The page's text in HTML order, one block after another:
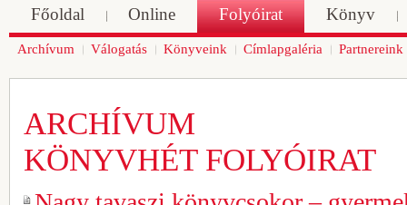
Főoldal Online Folyóirat Könyv
Archívum Válogatás Könyveink Címlapgaléria Partnereink
ARCHÍVUM
KÖNYVHÉT FOLYÓIRAT